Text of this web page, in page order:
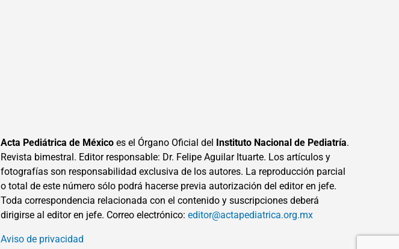
Acta Pediátrica de México es el Órgano Oficial del Instituto Nacional de Pediatría.
Revista bimestral. Editor responsable: Dr. Felipe Aguilar Ituarte. Los artículos y
fotografías son responsabilidad exclusiva de los autores. La reproducción parcial
o total de este número sólo podrá hacerse previa autorización del editor en jefe.
Toda correspondencia relacionada con el contenido y suscripciones deberá
dirigirse al editor en jefe. Correo electrónico: editor@actapediatrica.org.mx
Aviso de privacidad